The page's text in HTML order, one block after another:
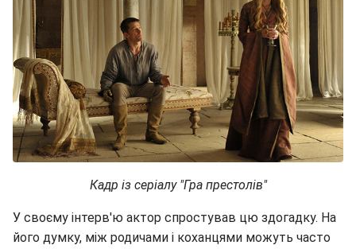
Кадр із серіалу "Гра престолів"
У своєму інтерв'ю актор спростував цю здогадку. На
його думку, між родичами і коханцями можуть часто